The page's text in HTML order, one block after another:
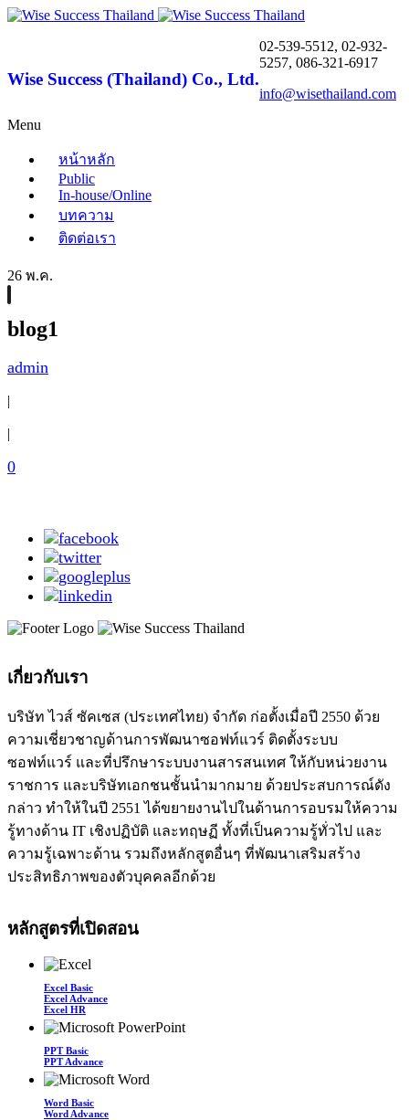
Wise Success (Thailand) Co., Ltd.
02-539-5512, 02-932-
5257, 086-321-6917
info@wisethailand.com
Menu
หน้าหลัก
Public
In-house/Online
บทความ
ติดต่อเรา
26 พ.ค.
blog1
admin
|
|
0
เกี่ยวกับเรา
บริษัท ไวส์ ซัคเซส (ประเทศไทย) จำกัด ก่อตั้งเมื่อปี 2550 ด้วย
ความเชี่ยวชาญด้านการพัฒนาซอฟท์แวร์ ติดตั้งระบบ
ซอฟท์แวร์ และที่ปรึกษาระบบงานสารสนเทศ ให้กับหน่วยงาน
ราชการ และบริษัทเอกชนชั้นนำมากมาย ด้วยประสบการณ์ดัง
กล่าว ทำให้ในปี 2551 ได้ขยายงานไปในด้านการอบรมให้ความ
รู้ทางด้าน IT เชิงปฏิบัติ และทฤษฏี ทั้งที่เป็นความรู้ทั่วไป และ
ความรู้เฉพาะด้าน รวมถึงหลักสูตอื่นๆ ที่พัฒนาเสริมสร้าง
ประสิทธิภาพของตัวบุคคลอีกด้วย
หลักสูตรที่เปิดสอน
Excel Basic
Excel Advance
Excel HR
PPT Basic
PPT Advance
Word Basic
Word Advance